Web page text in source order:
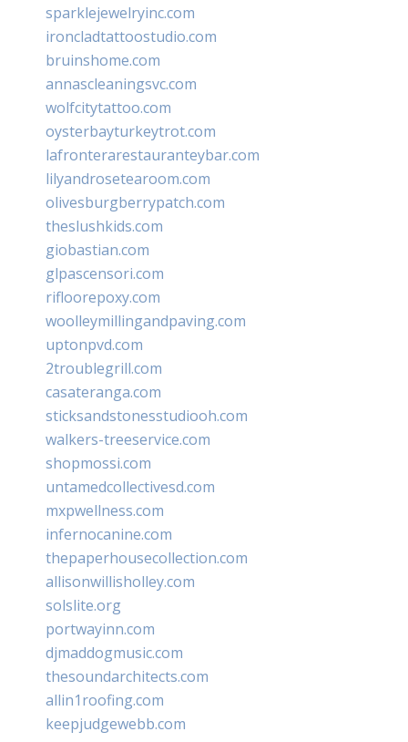
sparklejewelryinc.com
ironcladtattoostudio.com
bruinshome.com
annascleaningsvc.com
wolfcitytattoo.com
oysterbayturkeytrot.com
lafronterarestauranteybar.com
lilyandrosetearoom.com
olivesburgberrypatch.com
theslushkids.com
giobastian.com
glpascensori.com
rifloorepoxy.com
woolleymillingandpaving.com
uptonpvd.com
2troublegrill.com
casateranga.com
sticksandstonesstudiooh.com
walkers-treeservice.com
shopmossi.com
untamedcollectivesd.com
mxpwellness.com
infernocanine.com
thepaperhousecollection.com
allisonwillisholley.com
solslite.org
portwayinn.com
djmaddogmusic.com
thesoundarchitects.com
allin1roofing.com
keepjudgewebb.com